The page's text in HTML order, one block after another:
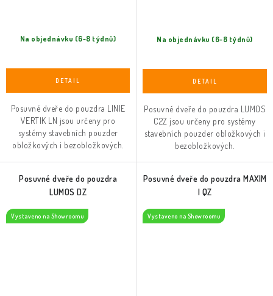
Na objednávku (6-8 týdnů)
Posuvné dveře do pouzdra LINIE
VERTIK LN jsou určeny pro
systémy stavebních pouzder
obložkových i bezobložkových.
Na objednávku (6-8 týdnů)
Posuvné dveře do pouzdra LUMOS
C2Z jsou určeny pro systémy
stavebních pouzder obložkových i
bezobložkových.
Posuvné dveře do pouzdra
LUMOS DZ
Vystaveno na Showroomu
Posuvné dveře do pouzdra MAXIM
I QZ
Vystaveno na Showroomu